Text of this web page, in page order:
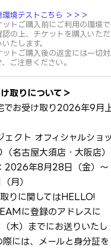
環境テストこちら ＞＞＞
ットご購入前にご利用の環境
認の上、チケットを購入いた
たします。
ットご購入後の返金には一切
、ご注意ください。
取りについて＞
でお受け取り→2026年9月
ェクト オフィシャルショッ
名古屋大須店・大阪店）
2026年8月28日（金）～
月）
りに関してはHELLO!
に登録のアドレスに
木）までにお送りいたし
際には、メールと身分証を